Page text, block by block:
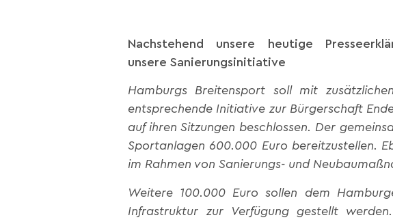
Nachstehend unsere heutige
unsere Sanierungsinitiative
Hamburgs Breitensport soll mit
entsprechende Initiative zur Bürgerschaft
auf ihren Sitzungen beschlossen. Der
Sportanlagen 600.000 Euro bereitzustellen.
im Rahmen von Sanierungs- und
Weitere 100.000 Euro sollen dem
Infrastruktur zur Verfügung gestellt